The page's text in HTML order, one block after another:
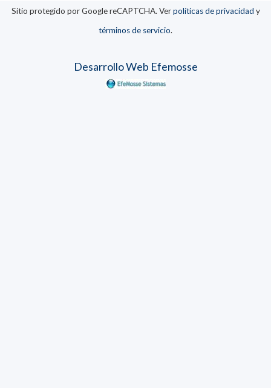
Sitio protegido por Google reCAPTCHA. Verpolíticas de privacidad y
términos de servicio.
Desarrollo Web Efemosse